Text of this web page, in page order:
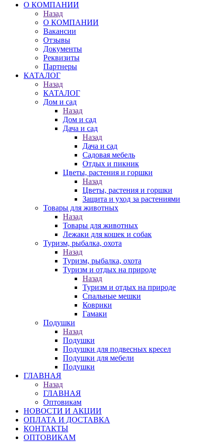
О КОМПАНИИ
Назад
О КОМПАНИИ
Вакансии
Отзывы
Документы
Реквизиты
Партнеры
КАТАЛОГ
Назад
КАТАЛОГ
Дом и сад
Назад
Дом и сад
Дача и сад
Назад
Дача и сад
Садовая мебель
Отдых и пикник
Цветы, растения и горшки
Назад
Цветы, растения и горшки
Защита и уход за растениями
Товары для животных
Назад
Товары для животных
Лежаки для кошек и собак
Туризм, рыбалка, охота
Назад
Туризм, рыбалка, охота
Туризм и отдых на природе
Назад
Туризм и отдых на природе
Спальные мешки
Коврики
Гамаки
Подушки
Назад
Подушки
Подушки для подвесных кресел
Подушки для мебели
Подушки
ГЛАВНАЯ
Назад
ГЛАВНАЯ
Оптовикам
НОВОСТИ И АКЦИИ
ОПЛАТА И ДОСТАВКА
КОНТАКТЫ
ОПТОВИКАМ